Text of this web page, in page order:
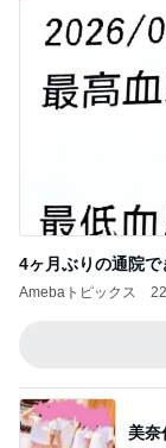
4ヶ月ぶりの通院で
Amebaトピックス
美奈